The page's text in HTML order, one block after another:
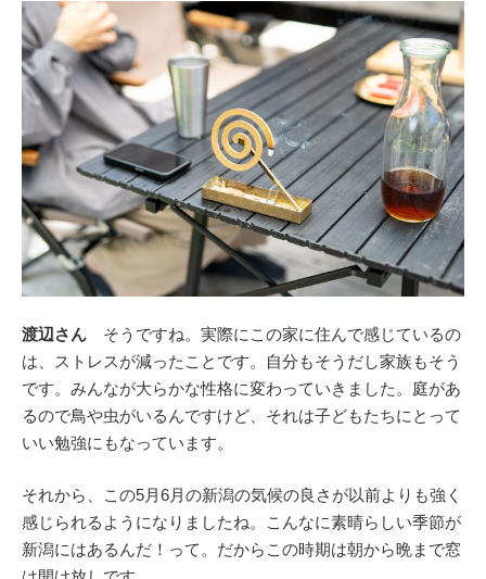
渡辺さん そうですね。実際にこの家に住んで感じているの
は、ストレスが減ったことです。自分もそうだし家族もそう
です。みんなが大らかな性格に変わっていきました。庭があ
るので鳥や虫がいるんですけど、それは子どもたちにとって
いい勉強にもなっています。
それから、この5月6月の新潟の気候の良さが以前よりも強く
感じられるようになりましたね。こんなに素晴らしい季節が
新潟にはあるんだ！って。だからこの時期は朝から晩まで窓